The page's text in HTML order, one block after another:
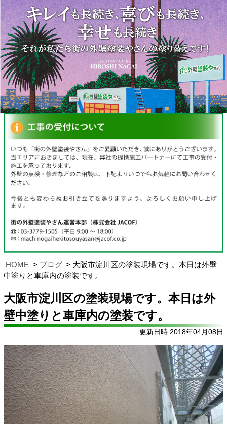
HOME ブログ
大阪市淀川区の塗装現場です。本日は外壁
中塗りと車庫内の塗装です。
大阪市淀川区の塗装現場です。本日は外
壁中塗りと車庫内の塗装です。
更新日時:2018年04月08日